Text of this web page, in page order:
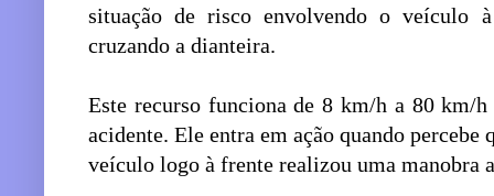
situação de risco envolvendo o veículo
cruzando a dianteira.
Este recurso funciona de 8 km/h a 80 km/
acidente. Ele entra em ação quando
veículo logo à frente realizou uma manobra